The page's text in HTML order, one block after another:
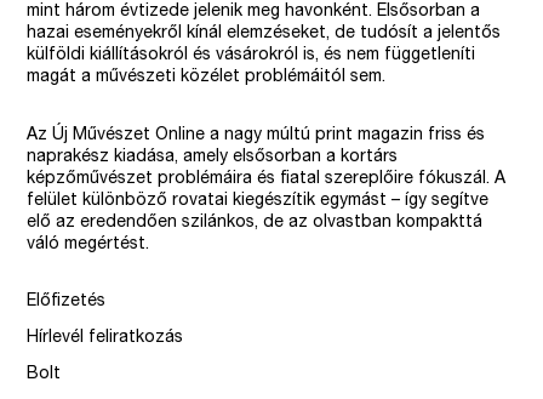
mint három évtizede jelenik meg havonként. Elsősorban a
hazai eseményekről kínál elemzéseket, de tudósít a jelentős
külföldi kiállításokról és vásárokról is, és nem függetleníti
magát a művészeti közélet problémáitól sem.
Az Új Művészet Online a nagy múltú print magazin friss és
naprakész kiadása, amely elsősorban a kortárs
képzőművészet problémáira és fiatal szereplőire fókuszál. A
felület különböző rovatai kiegészítik egymást – így segítve
elő az eredendően szilánkos, de az olvastban kompakttá
váló megértést.
Előfizetés
Hírlevél feliratkozás
Bolt